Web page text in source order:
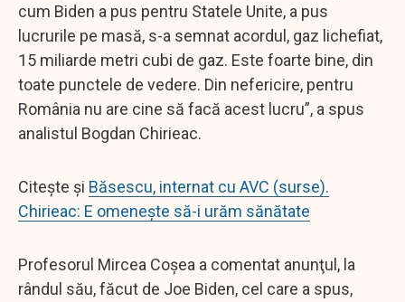
cum Biden a pus pentru Statele Unite, a pus
lucrurile pe masă, s-a semnat acordul, gaz lichefiat,
15 miliarde metri cubi de gaz. Este foarte bine, din
toate punctele de vedere. Din nefericire, pentru
România nu are cine să facă acest lucru”, a spus
analistul Bogdan Chirieac.
Citește și Băsescu, internat cu AVC (surse).
Chirieac: E omeneşte să-i urăm sănătate
Profesorul Mircea Coşea a comentat anunţul, la
rândul său, făcut de Joe Biden, cel care a spus,